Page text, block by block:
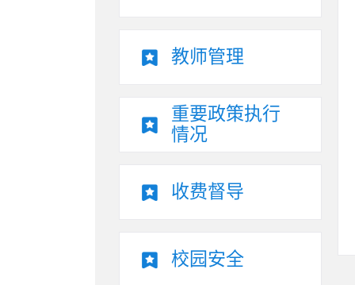
教师管理
重要政策执行
情况
收费督导
校园安全